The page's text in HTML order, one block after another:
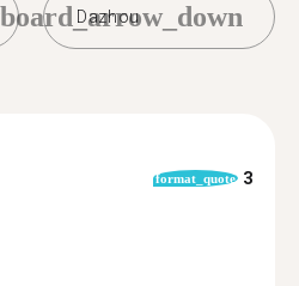
Dazhou
format_quote 3